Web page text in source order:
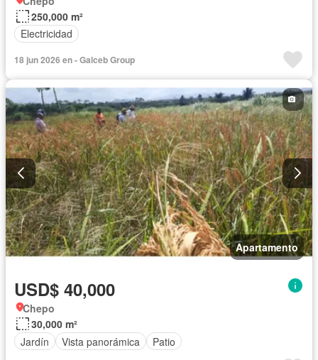
250,000 m²
Electricidad
18 jun 2026 en - Galceb Group
Apartamento
USD$ 40,000
Chepo
30,000 m²
Jardín
Vista panorámica Patio